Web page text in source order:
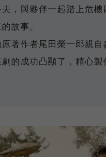
，與夥伴一起踏上危
故事。
著作者尾田榮一郎親
的成功凸顯了，精心